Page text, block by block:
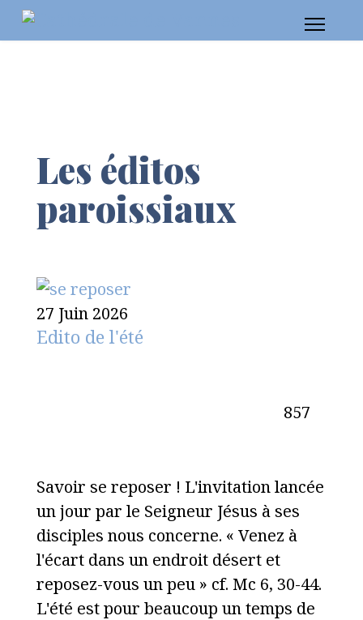
Les éditos
paroissiaux
27 Juin 2026
Edito de l'été
857
Savoir se reposer ! L'invitation lancée
un jour par le Seigneur Jésus à ses
disciples nous concerne. « Venez à
l'écart dans un endroit désert et
reposez-vous un peu » cf. Mc 6, 30-44.
L'été est pour beaucoup un temps de